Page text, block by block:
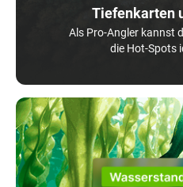
Tiefenkarten
Als Pro-Angler kannst
die Hot-Spots